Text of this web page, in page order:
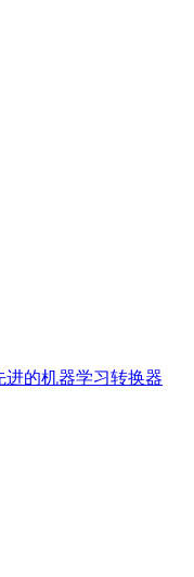
进的机器学习转换器